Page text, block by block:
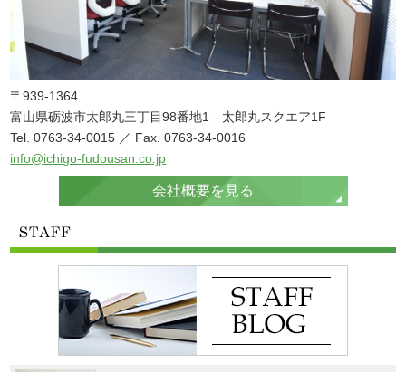
〒939-1364
富山県砺波市太郎丸三丁目98番地1 太郎丸スクエア1F
Tel. 0763-34-0015 ／ Fax. 0763-34-0016
info@ichigo-fudousan.co.jp
会社概要を見る